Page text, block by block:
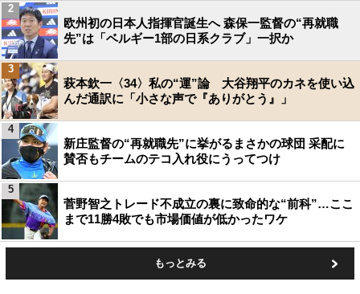
欧州初の日本人指揮官誕生へ 森保一監督の“再就職
先”は「ベルギー1部の日系クラブ」一択か
2
萩本欽一〈34〉私の“運”論 大谷翔平のカネを使い込
んだ通訳に「小さな声で『ありがとう』」
3
新庄監督の“再就職先”に挙がるまさかの球団 采配に
賛否もチームのテコ入れ役にうってつけ
4
菅野智之トレード不成立の裏に致命的な“前科”…ここ
まで11勝4敗でも市場価値が低かったワケ
5
もっとみる